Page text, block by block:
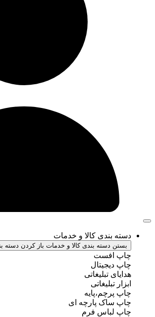
کالا و خدمات
بندی کالا و خدمات باز کردن دسته بندی کالا و
پارچه ای
فرم